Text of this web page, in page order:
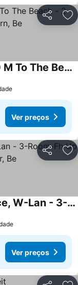
Partilhar
Excl. App. Starfish, W-lan, 250 M To The Beach - 2 Room Apartment Seestern, Be
Ver preços
Partilhar
Excl. Fh Quäkenpüker, Fireplace, W-Lan - 3-Room-Fh Up To 4 Pers. Quäkenpüker, Be
Ver preços